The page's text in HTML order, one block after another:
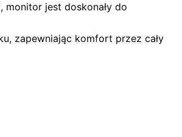
, monitor jest doskonały do
zapewniając komfort przez cały